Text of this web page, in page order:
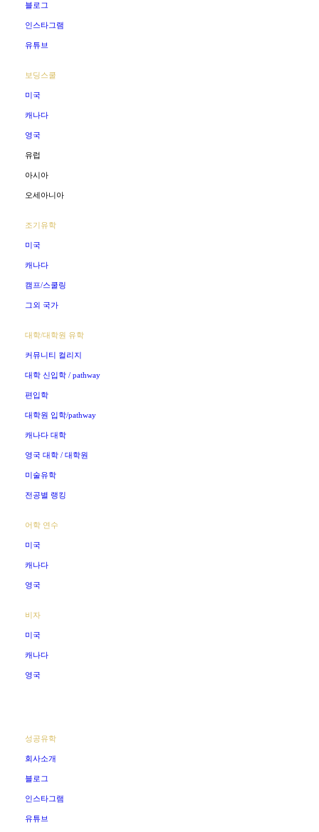
블로그
인스타그램
유튜브
보딩스쿨
미국
캐나다
영국
유럽
아시아
오세아니아
조기유학
미국
캐나다
캠프/스쿨링
그외 국가
대학/대학원 유학
커뮤니티 컬리지
대학 신입학 / pathway
편입학
대학원 입학/pathway
캐나다 대학
영국 대학 / 대학원
미술유학
전공별 랭킹
어학 연수
미국
캐나다
영국
비자
미국
캐나다
영국
성공유학
회사소개
블로그
인스타그램
유튜브